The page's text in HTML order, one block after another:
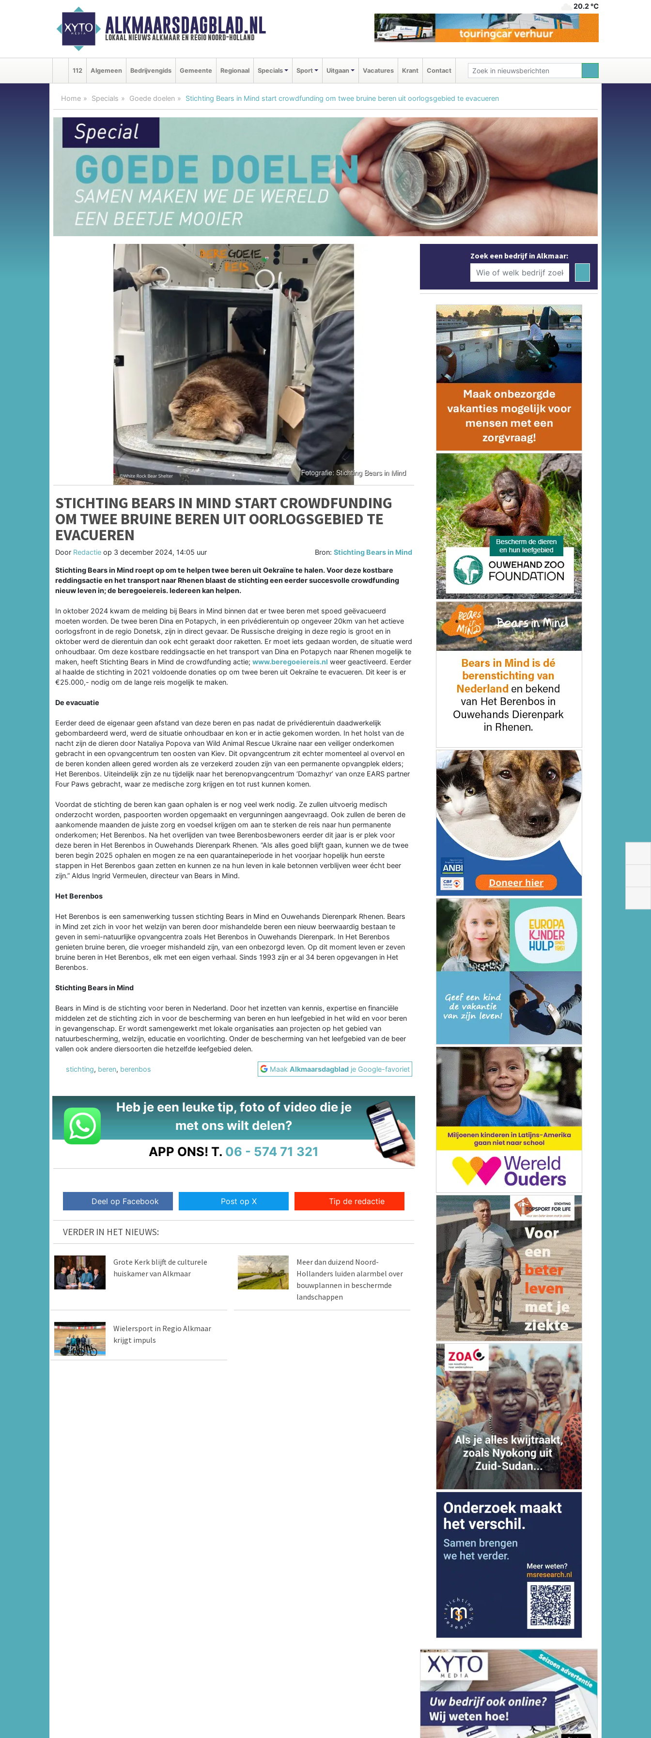
ALKMAARSDAGBLAD.NL
lokaal nieuws alkmaar en regio noord-holland
20.2 ℃
112 Algemeen Bedrijvengids Gemeente Regionaal Specials Sport Uitgaan Vacatures Krant Contact
Home Specials Goede doelen Stichting Bears in Mind start crowdfunding om twee bruine beren uit oorlogsgebied te evacueren
STICHTING BEARS IN MIND START CROWDFUNDING
OM TWEE BRUINE BEREN UIT OORLOGSGEBIED TE
EVACUEREN
Door Redactie op 3 december 2024, 14:05 uur Bron:Stichting Bears in Mind
Stichting Bears in Mind roept op om te helpen twee beren uit Oekraïne te halen. Voor deze kostbare
reddingsactie en het transport naar Rhenen blaast de stichting een eerder succesvolle crowdfunding
nieuw leven in; de beregoeiereis. Iedereen kan helpen.
In oktober 2024 kwam de melding bij Bears in Mind binnen dat er twee beren met spoed geëvacueerd
moeten worden. De twee beren Dina en Potapych, in een privédierentuin op ongeveer 20km van het actieve
oorlogsfront in de regio Donetsk, zijn in direct gevaar. De Russische dreiging in deze regio is groot en in
oktober werd de dierentuin dan ook echt geraakt door raketten. Er moet iets gedaan worden, de situatie werd
onhoudbaar. Om deze kostbare reddingsactie en het transport van Dina en Potapych naar Rhenen mogelijk te
maken, heeft Stichting Bears in Mind de crowdfunding actie; www.beregoeiereis.nl weer geactiveerd. Eerder
al haalde de stichting in 2021 voldoende donaties op om twee beren uit Oekraïne te evacueren. Dit keer is er
€25.000,- nodig om de lange reis mogelijk te maken.
De evacuatie
Eerder deed de eigenaar geen afstand van deze beren en pas nadat de privédierentuin daadwerkelijk
gebombardeerd werd, werd de situatie onhoudbaar en kon er in actie gekomen worden. In het holst van de
nacht zijn de dieren door Nataliya Popova van Wild Animal Rescue Ukraine naar een veiliger onderkomen
gebracht in een opvangcentrum ten oosten van Kiev. Dit opvangcentrum zit echter momenteel al overvol en
de beren konden alleen gered worden als ze verzekerd zouden zijn van een permanente opvangplek elders;
Het Berenbos. Uiteindelijk zijn ze nu tijdelijk naar het berenopvangcentrum ‘Domazhyr’ van onze EARS partner
Four Paws gebracht, waar ze medische zorg krijgen en tot rust kunnen komen.
Voordat de stichting de beren kan gaan ophalen is er nog veel werk nodig. Ze zullen uitvoerig medisch
onderzocht worden, paspoorten worden opgemaakt en vergunningen aangevraagd. Ook zullen de beren de
aankomende maanden de juiste zorg en voedsel krijgen om aan te sterken de reis naar hun permanente
onderkomen; Het Berenbos. Na het overlijden van twee Berenbosbewoners eerder dit jaar is er plek voor
deze beren in Het Berenbos in Ouwehands Dierenpark Rhenen. “Als alles goed blijft gaan, kunnen we de twee
beren begin 2025 ophalen en mogen ze na een quarantaineperiode in het voorjaar hopelijk hun eerste
stappen in Het Berenbos gaan zetten en kunnen ze na hun leven in kale betonnen verblijven weer écht beer
zijn.” Aldus Ingrid Vermeulen, directeur van Bears in Mind.
Het Berenbos
Het Berenbos is een samenwerking tussen stichting Bears in Mind en Ouwehands Dierenpark Rhenen. Bears
in Mind zet zich in voor het welzijn van beren door mishandelde beren een nieuw beerwaardig bestaan te
geven in semi-natuurlijke opvangcentra zoals Het Berenbos in Ouwehands Dierenpark. In Het Berenbos
genieten bruine beren, die vroeger mishandeld zijn, van een onbezorgd leven. Op dit moment leven er zeven
bruine beren in Het Berenbos, elk met een eigen verhaal. Sinds 1993 zijn er al 34 beren opgevangen in Het
Berenbos.
Stichting Bears in Mind
Bears in Mind is de stichting voor beren in Nederland. Door het inzetten van kennis, expertise en financiële
middelen zet de stichting zich in voor de bescherming van beren en hun leefgebied in het wild en voor beren
in gevangenschap. Er wordt samengewerkt met lokale organisaties aan projecten op het gebied van
natuurbescherming, welzijn, educatie en voorlichting. Onder de bescherming van het leefgebied van de beer
vallen ook andere diersoorten die hetzelfde leefgebied delen.
stichting, beren, berenbos MaakAlkmaarsdagblad je Google-favoriet
Heb je een leuke tip, foto of video die je
met ons wilt delen?
APP ONS! T. 06 - 574 71 321
Deel op Facebook Post op X Tip de redactie
VERDER IN HET NIEUWS:
Grote Kerk blijft de culturele
huiskamer van Alkmaar
Meer dan duizend Noord-
Hollanders luiden alarmbel over
bouwplannen in beschermde
landschappen
Wielersport in Regio Alkmaar
krijgt impuls
Zoek een bedrijf in Alkmaar: